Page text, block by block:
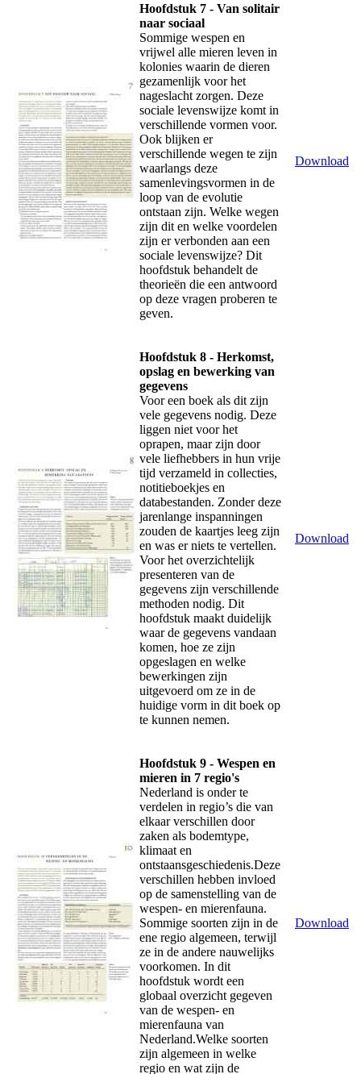
Hoofdstuk 7 - Van solitair
naar sociaal
Sommige wespen en
vrijwel alle mieren leven in
kolonies waarin de dieren
gezamenlijk voor het
nageslacht zorgen. Deze
sociale levenswijze komt in
verschillende vormen voor.
Ook blijken er
verschillende wegen te zijn
waarlangs deze
samenlevingsvormen in de
loop van de evolutie
ontstaan zijn. Welke wegen
zijn dit en welke voordelen
zijn er verbonden aan een
sociale levenswijze? Dit
hoofdstuk behandelt de
theorieën die een antwoord
op deze vragen proberen te
geven.
Download
Hoofdstuk 8 - Herkomst,
opslag en bewerking van
gegevens
Voor een boek als dit zijn
vele gegevens nodig. Deze
liggen niet voor het
oprapen, maar zijn door
vele liefhebbers in hun vrije
tijd verzameld in collecties,
notitieboekjes en
databestanden. Zonder deze
jarenlange inspanningen
zouden de kaartjes leeg zijn
en was er niets te vertellen.
Voor het overzichtelijk
presenteren van de
gegevens zijn verschillende
methoden nodig. Dit
hoofdstuk maakt duidelijk
waar de gegevens vandaan
komen, hoe ze zijn
opgeslagen en welke
bewerkingen zijn
uitgevoerd om ze in de
huidige vorm in dit boek op
te kunnen nemen.
Download
Hoofdstuk 9 - Wespen en
mieren in 7 regio's
Nederland is onder te
verdelen in regio’s die van
elkaar verschillen door
zaken als bodemtype,
klimaat en
ontstaansgeschiedenis.Deze
verschillen hebben invloed
op de samenstelling van de
wespen- en mierenfauna.
Sommige soorten zijn in de
ene regio algemeen, terwijl
ze in de andere nauwelijks
voorkomen. In dit
hoofdstuk wordt een
globaal overzicht gegeven
van de wespen- en
mierenfauna van
Nederland.Welke soorten
zijn algemeen in welke
regio en wat zijn de
Download